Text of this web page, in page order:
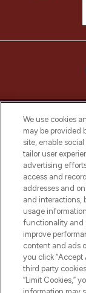
Bądź
otrzyma
Do
We use cookies
may be provided
site, enable
tailor user
advertising
access and
addresses and
and interactions,
usage
functionality and
improve
content and ads
you click
third party
“Limit Cookies,”